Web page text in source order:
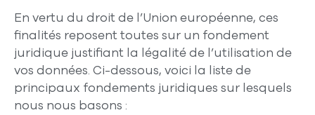
En vertu du droit de l’Union européenne, ces
finalités reposent toutes sur un fondement
juridique justifiant la légalité de l’utilisation de
vos données. Ci-dessous, voici la liste de
principaux fondements juridiques sur lesquels
nous nous basons :